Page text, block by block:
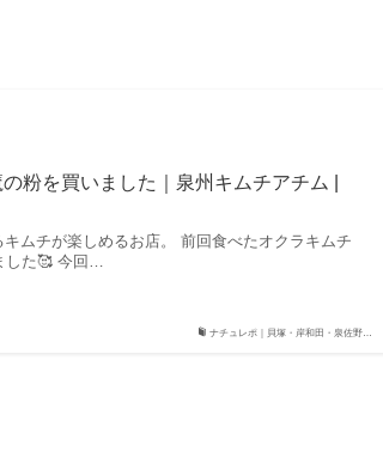
ナチュレポ｜貝塚・岸和田・泉佐野…
粉を買いました｜泉州キムチアチム |
ムチが楽しめるお店。 前回食べたオクラキムチ
した🥰 今回…